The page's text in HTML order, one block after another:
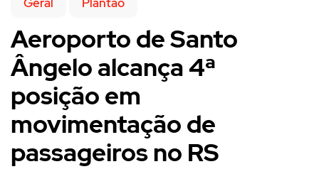
Aeroporto de Santo
Ângelo alcança 4ª
posição em
movimentação de
passageiros no RS